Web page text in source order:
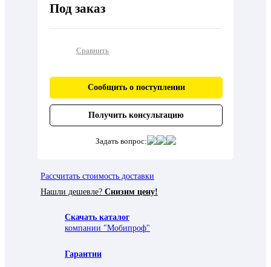
Под заказ
Сравнить
Сообщить о поступлении
Получить консультацию
Задать вопрос:
Рассчитать стоимость доставки
Нашли дешевле? Снизим цену!
Скачать каталог
компании "Мобипроф"
Гарантии